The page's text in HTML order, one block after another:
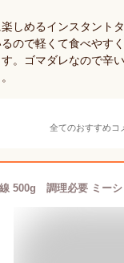
しめるインスタント
ので軽くて食べやす
。ゴマダレなので辛
全てのおすすめコ